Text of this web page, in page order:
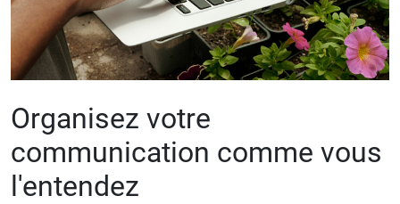
Organisez votre
communication comme vous
l'entendez